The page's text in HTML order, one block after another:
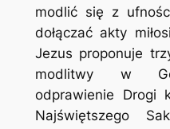
modlić się z
dołączać akty
Jezus proponuje
modlitwy w
odprawienie Drogi
Najświętszego